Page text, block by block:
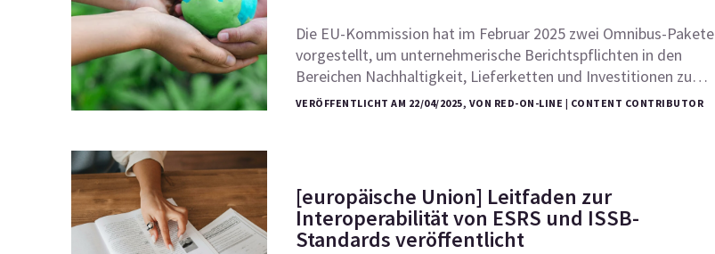
Die EU-Kommission hat im Februar 2025 zwei Omnibus-Pakete
vorgestellt, um unternehmerische Berichtspflichten in den
Bereichen Nachhaltigkeit, Lieferketten und Investitionen zu…
VERÖFFENTLICHT AM 22/04/2025, VON RED-ON-LINE | CONTENT CONTRIBUTOR
[europäische Union] Leitfaden zur
Interoperabilität von ESRS und ISSB-
Standards veröffentlicht